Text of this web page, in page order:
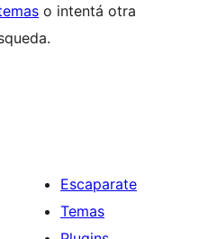
o intentá otra
Escaparate
Temas